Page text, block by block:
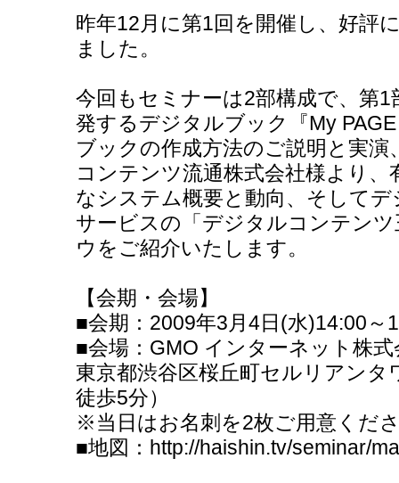
昨年12月に第1回を開催し、好評
ました。
今回もセミナーは2部構成で、第
発するデジタルブック『My
ブックの作成方法のご説明と実
コンテンツ流通株式会社様より
なシステム概要と動向、そして
サービスの「デジタルコンテン
ウをご紹介いたします。
【会期・会場】
■会期：2009年3月4日(水)14:00～
■会場：GMO インターネット株
東京都渋谷区桜丘町セルリアン
徒歩5分）
※当日はお名刺を2枚ご用意くだ
■地図：http://haishin.tv/seminar/